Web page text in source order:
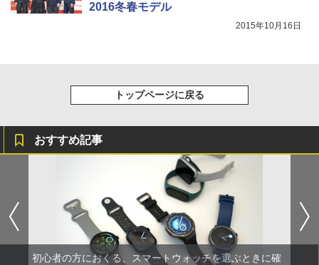
2016冬春モデル
2015年10月16日
トップページに戻る
おすすめ記事
初心者の方におくる、スマートウォッチを選ぶときに確